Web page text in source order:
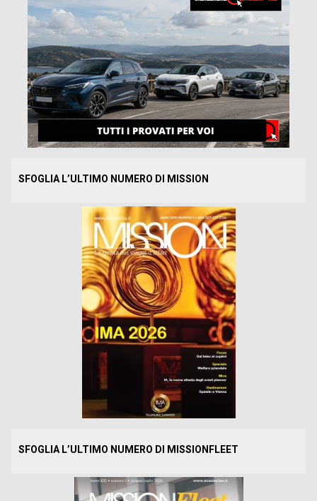
SFOGLIA L’ULTIMO NUMERO DI MISSION
SFOGLIA L’ULTIMO NUMERO DI MISSIONFLEET